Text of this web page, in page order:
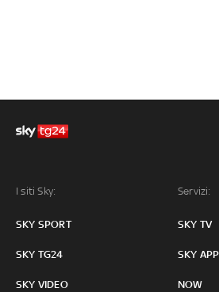
I siti Sky:
SKY SPORT
SKY TG24
SKY VIDEO
Servizi:
SKY TV
SKY
NOW